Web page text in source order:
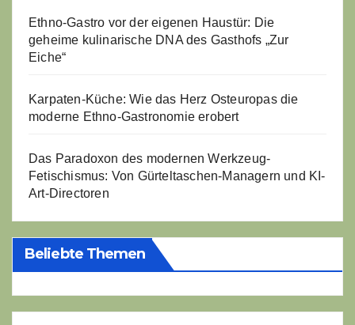
Ethno-Gastro vor der eigenen Haustür: Die
geheime kulinarische DNA des Gasthofs „Zur
Eiche“
Karpaten-Küche: Wie das Herz Osteuropas die
moderne Ethno-Gastronomie erobert
Das Paradoxon des modernen Werkzeug-
Fetischismus: Von Gürteltaschen-Managern und KI-
Art-Directoren
Beliebte Themen